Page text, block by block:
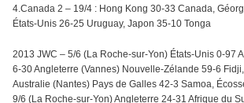
4.Canada 2 – 19/4 : Hong Kong 30-33 Canada,
États-Unis 26-25 Uruguay, Japon 35-10 Tonga
2013 JWC – 5/6 (La Roche-sur-Yon) États-Unis 0-97
6-30 Angleterre (Vannes) Nouvelle-Zélande 59-6
Australie (Nantes) Pays de Galles 42-3 Samoa,
9/6 (La Roche-sur-Yon) Angleterre 24-31 Afrique du